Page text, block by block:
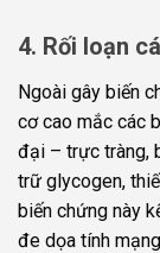
4. Rối loạn
Ngoài gây biến
cơ cao mắc các
đại – trực tràng,
trữ glycogen,
biến chứng này
đe dọa tính